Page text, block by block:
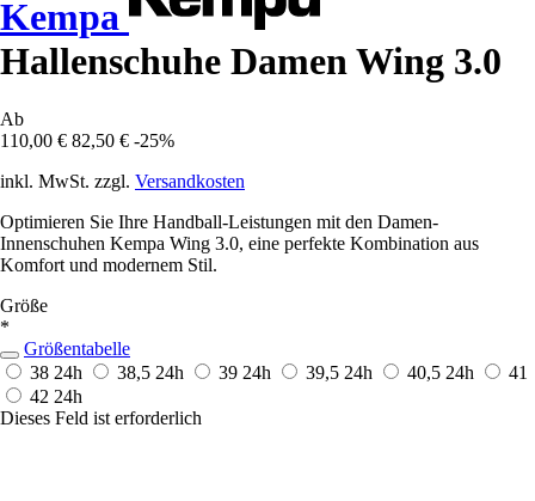
Kempa
Hallenschuhe Damen Wing 3.0
Ab
110,00 € 82,50 € -25%
inkl. MwSt. zzgl. Versandkosten
Optimieren Sie Ihre Handball-Leistungen mit den Damen-
Innenschuhen Kempa Wing 3.0, eine perfekte Kombination aus
Komfort und modernem Stil.
Größe
*
Größentabelle
38 24h 38,5 24h 39 24h 39,5 24h 40,5 24h
41
42 24h
Dieses Feld ist erforderlich